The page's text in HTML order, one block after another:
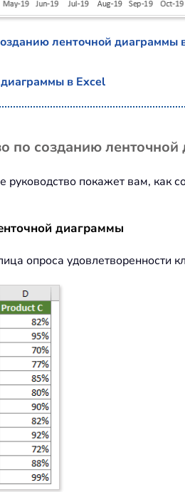
ленточной диаграммы
в Excel
по созданию
покажет вам, как
диаграммы
опроса удовлетворенности